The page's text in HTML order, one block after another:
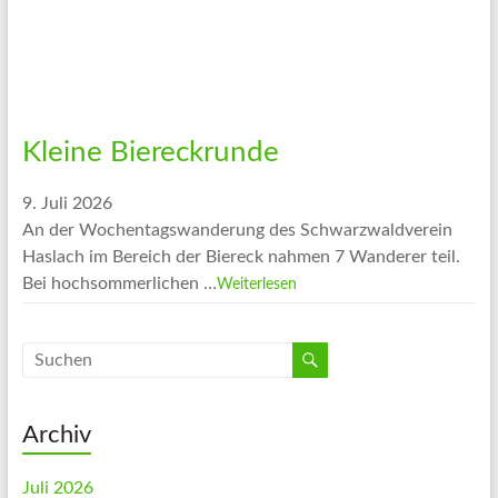
Kleine Biereckrunde
9. Juli 2026
An der Wochentagswanderung des Schwarzwaldverein
Haslach im Bereich der Biereck nahmen 7 Wanderer teil.
Bei hochsommerlichen …Weiterlesen
Archiv
Juli 2026